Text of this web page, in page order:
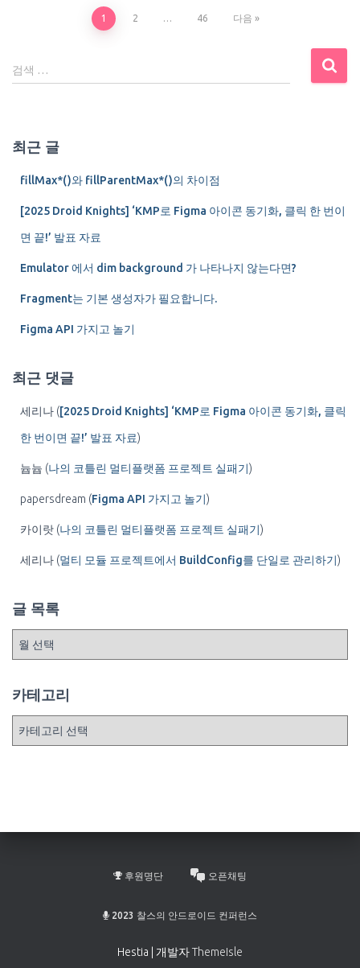
내
이
션
1 2 … 46 다음
검
색
검색 …
최근 글
fillMax*()와 fillParentMax*()의 차이점
[2025 Droid Knights] ‘KMP로 Figma 아이콘 동기화, 클릭 한 번이
면 끝!’ 발표 자료
Emulator 에서 dim background 가 나타나지 않는다면?
Fragment는 기본 생성자가 필요합니다.
Figma API 가지고 놀기
최근 댓글
세리나 ([2025 Droid Knights] ‘KMP로 Figma 아이콘 동기화, 클릭
한 번이면 끝!’ 발표 자료)
늅늅 (나의 코틀린 멀티플랫폼 프로젝트 실패기)
papersdream (Figma API 가지고 놀기)
카이랏 (나의 코틀린 멀티플랫폼 프로젝트 실패기)
세리나 (멀티 모듈 프로젝트에서 BuildConfig를 단일로 관리하기)
글 목록
카테고리
후원명단 오픈채팅
2023 찰스의 안드로이드 컨퍼런스
Hestia | 개발자ThemeIsle